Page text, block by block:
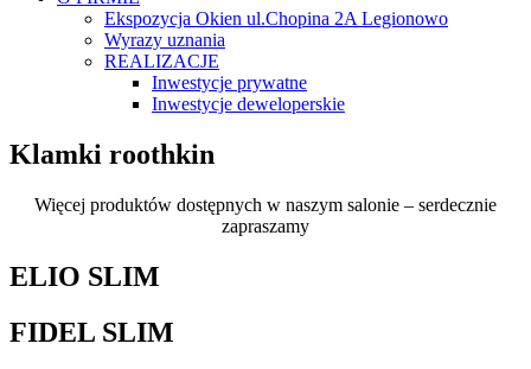
Ekspozycja Okien ul.Chopina 2A Legionowo
Wyrazy uznania
REALIZACJE
Inwestycje prywatne
Inwestycje deweloperskie
Klamki roothkin
Więcej produktów dostępnych w naszym salonie – serdecznie
zapraszamy
ELIO SLIM
FIDEL SLIM